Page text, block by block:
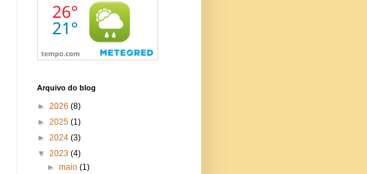
Arquivo do blog
► 2026 (8)
► 2025 (1)
► 2024 (3)
▼ 2023 (4)
►maio(1)